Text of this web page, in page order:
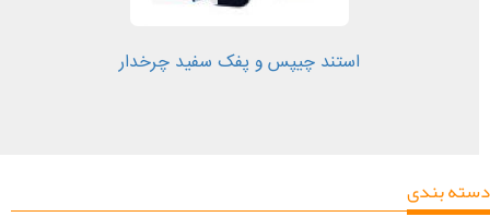
استند چیپس و پفک سفید چرخدار
دسته بندی